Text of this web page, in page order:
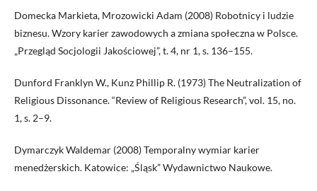
Domecka Markieta, Mrozowicki Adam (2008) Robotnicy i ludzie
biznesu. Wzory karier zawodowych a zmiana społeczna w Polsce.
„Przegląd Socjologii Jakościowej”, t. 4, nr 1, s. 136–155.
Dunford Franklyn W., Kunz Phillip R. (1973) The Neutralization of
Religious Dissonance. “Review of Religious Research”, vol. 15, no.
1, s. 2–9.
Dymarczyk Waldemar (2008) Temporalny wymiar karier
menedżerskich. Katowice: „Śląsk” Wydawnictwo Naukowe.